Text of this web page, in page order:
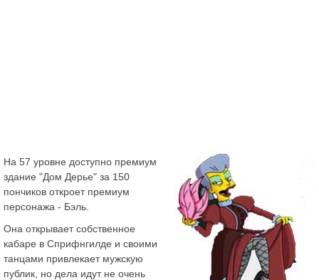
На 57 уровне доступно премиум
здание "Дом Дерье" за 150
пончиков откроет премиум
персонажа - Бэль.
Она открывает собственное
кабаре в Сприфнгилде и своими
танцами привлекает мужскую
публик, но дела идут не очень